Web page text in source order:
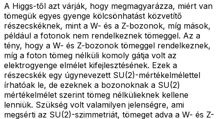
A Higgs-től azt várják, hogy megmagyarázza, miért van
tömegük egyes gyenge kölcsönhatást közvetítő
részecskéknek, mint a W- és a Z-bozonok, míg mások,
például a fotonok nem rendelkeznek tömeggel. Az a
tény, hogy a W- és Z-bozonok tömeggel rendelkeznek,
míg a foton tömeg nélküli komoly gátja volt az
elektrogyenge elmélet kifejlesztésének. Ezek a
részecskék egy úgynevezett SU(2)-mértékelmélettel
írhatóak le, de ezeknek a bozonoknak a SU(2)
mértékelmélet szerint tömeg nélkülieknek kellene
lenniük. Szükség volt valamilyen jelenségre, ami
megsérti az SU(2)-szimmetriát, tömeget adva a W- és Z-